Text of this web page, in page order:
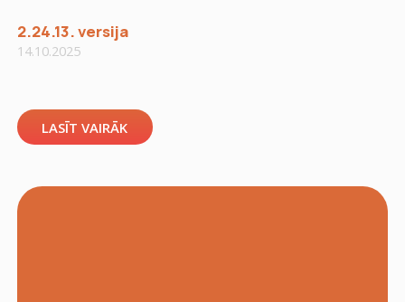
2.24.13. versija
14.10.2025
LASĪT VAIRĀK